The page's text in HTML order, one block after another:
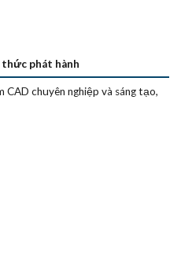
thức phát hành
CAD chuyên nghiệp và sáng tạo,